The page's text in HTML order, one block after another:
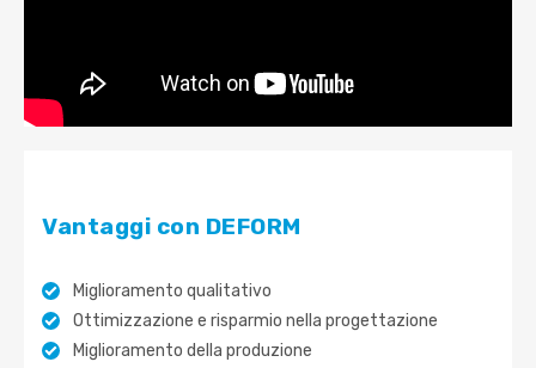
Vantaggi con DEFORM
Miglioramento qualitativo
Ottimizzazione e risparmio nella progettazione
Miglioramento della produzione